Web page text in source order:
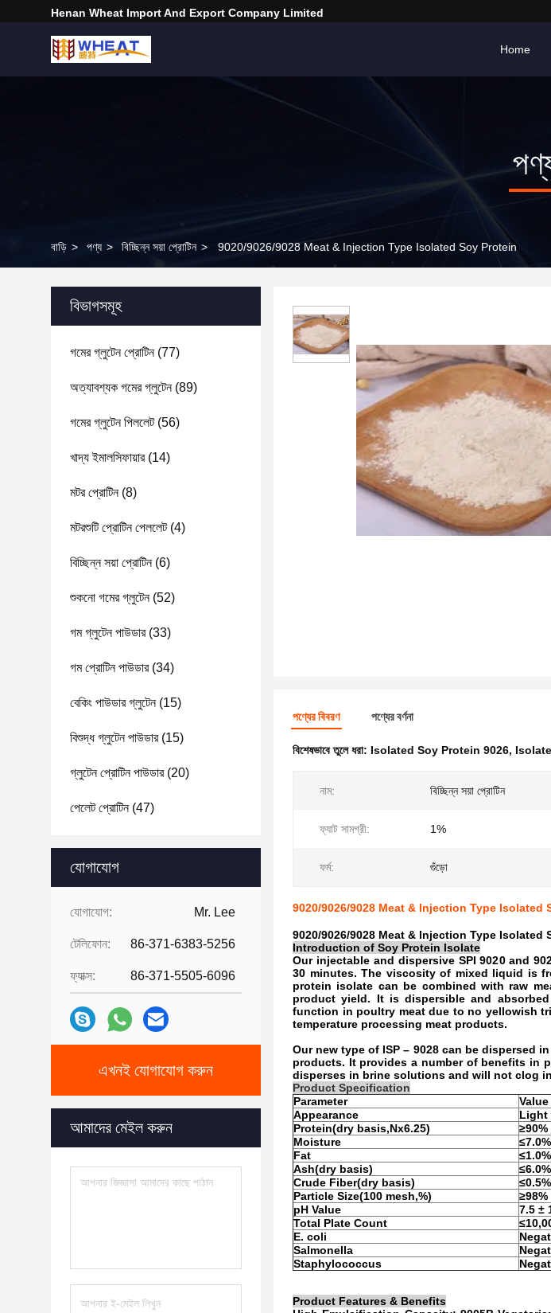
Henan Wheat Import And Export Company Limited
Home
বাড়ি > পণ্য > বিচ্ছিন্ন সয়া প্রোটিন > 9020/9026/9028 Meat & Injection Type Isolated Soy Protein
বিভাগসমূহ
গমের গ্লুটেন প্রোটিন(77)
অত্যাবশ্যক গমের গ্লুটেন(89)
গমের গ্লুটেন পিললেট(56)
খাদ্য ইমালসিফায়ার(14)
মটর প্রোটিন(8)
মটরশুটি প্রোটিন পেললেট(4)
বিচ্ছিন্ন সয়া প্রোটিন(6)
শুকনো গমের গ্লুটেন(52)
গম গ্লুটেন পাউডার(33)
গম প্রোটিন পাউডার(34)
বেকিং পাউডার গ্লুটেন(15)
বিশুদ্ধ গ্লুটেন পাউডার(15)
গ্লুটেন প্রোটিন পাউডার(20)
পেলেট প্রোটিন(47)
যোগাযোগ
যোগাযোগ: Mr. Lee
টেলিফোন: 86-371-6383-5256
ফ্যাক্স: 86-371-5505-6096
এখনই যোগাযোগ করুন
আমাদের মেইল করুন
পণ্যের বিবরণ পণ্যের বর্ণনা
বিশেষভাবে তুলে ধরা: Isolated Soy Protein 9026,
নাম: বিচ্ছিন্ন সয়া প্রোটিন
ফ্যাট সামগ্রী: 1%
ফর্ম: গুঁড়ো
9020/9026/9028 Meat & Injection Type Isolated
9020/9026/9028 Meat & Injection Type Isolated
Introduction of Soy Protein Isolate
Our injectable and dispersive SPI 9020 and
30 minutes. The viscosity of mixed liquid is
protein isolate can be combined with raw
product yield. It is dispersible and
function in poultry meat due to no yellowish
temperature processing meat products.
Our new type of ISP – 9028 can be dispersed
products. It provides a number of benefits in
disperses in brine solutions and will not clog
Product Specification
Parameter
Value
Appearance
Light
Protein(dry basis,Nx6.25)
≥90%
Moisture
≤7.0%
Fat
≤1.0%
Ash(dry basis)
≤6.0%
Crude Fiber(dry basis)
≤0.5%
Particle Size(100 mesh,%)
≥98%
pH Value
7.5 ±
Total Plate Count
E. coli
Salmonella
Staphylococcus
Product Features & Benefits